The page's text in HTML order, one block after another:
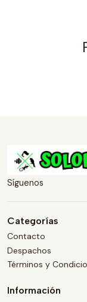
Síguenos
Categorías
Contacto
Despachos
Términos y
Información